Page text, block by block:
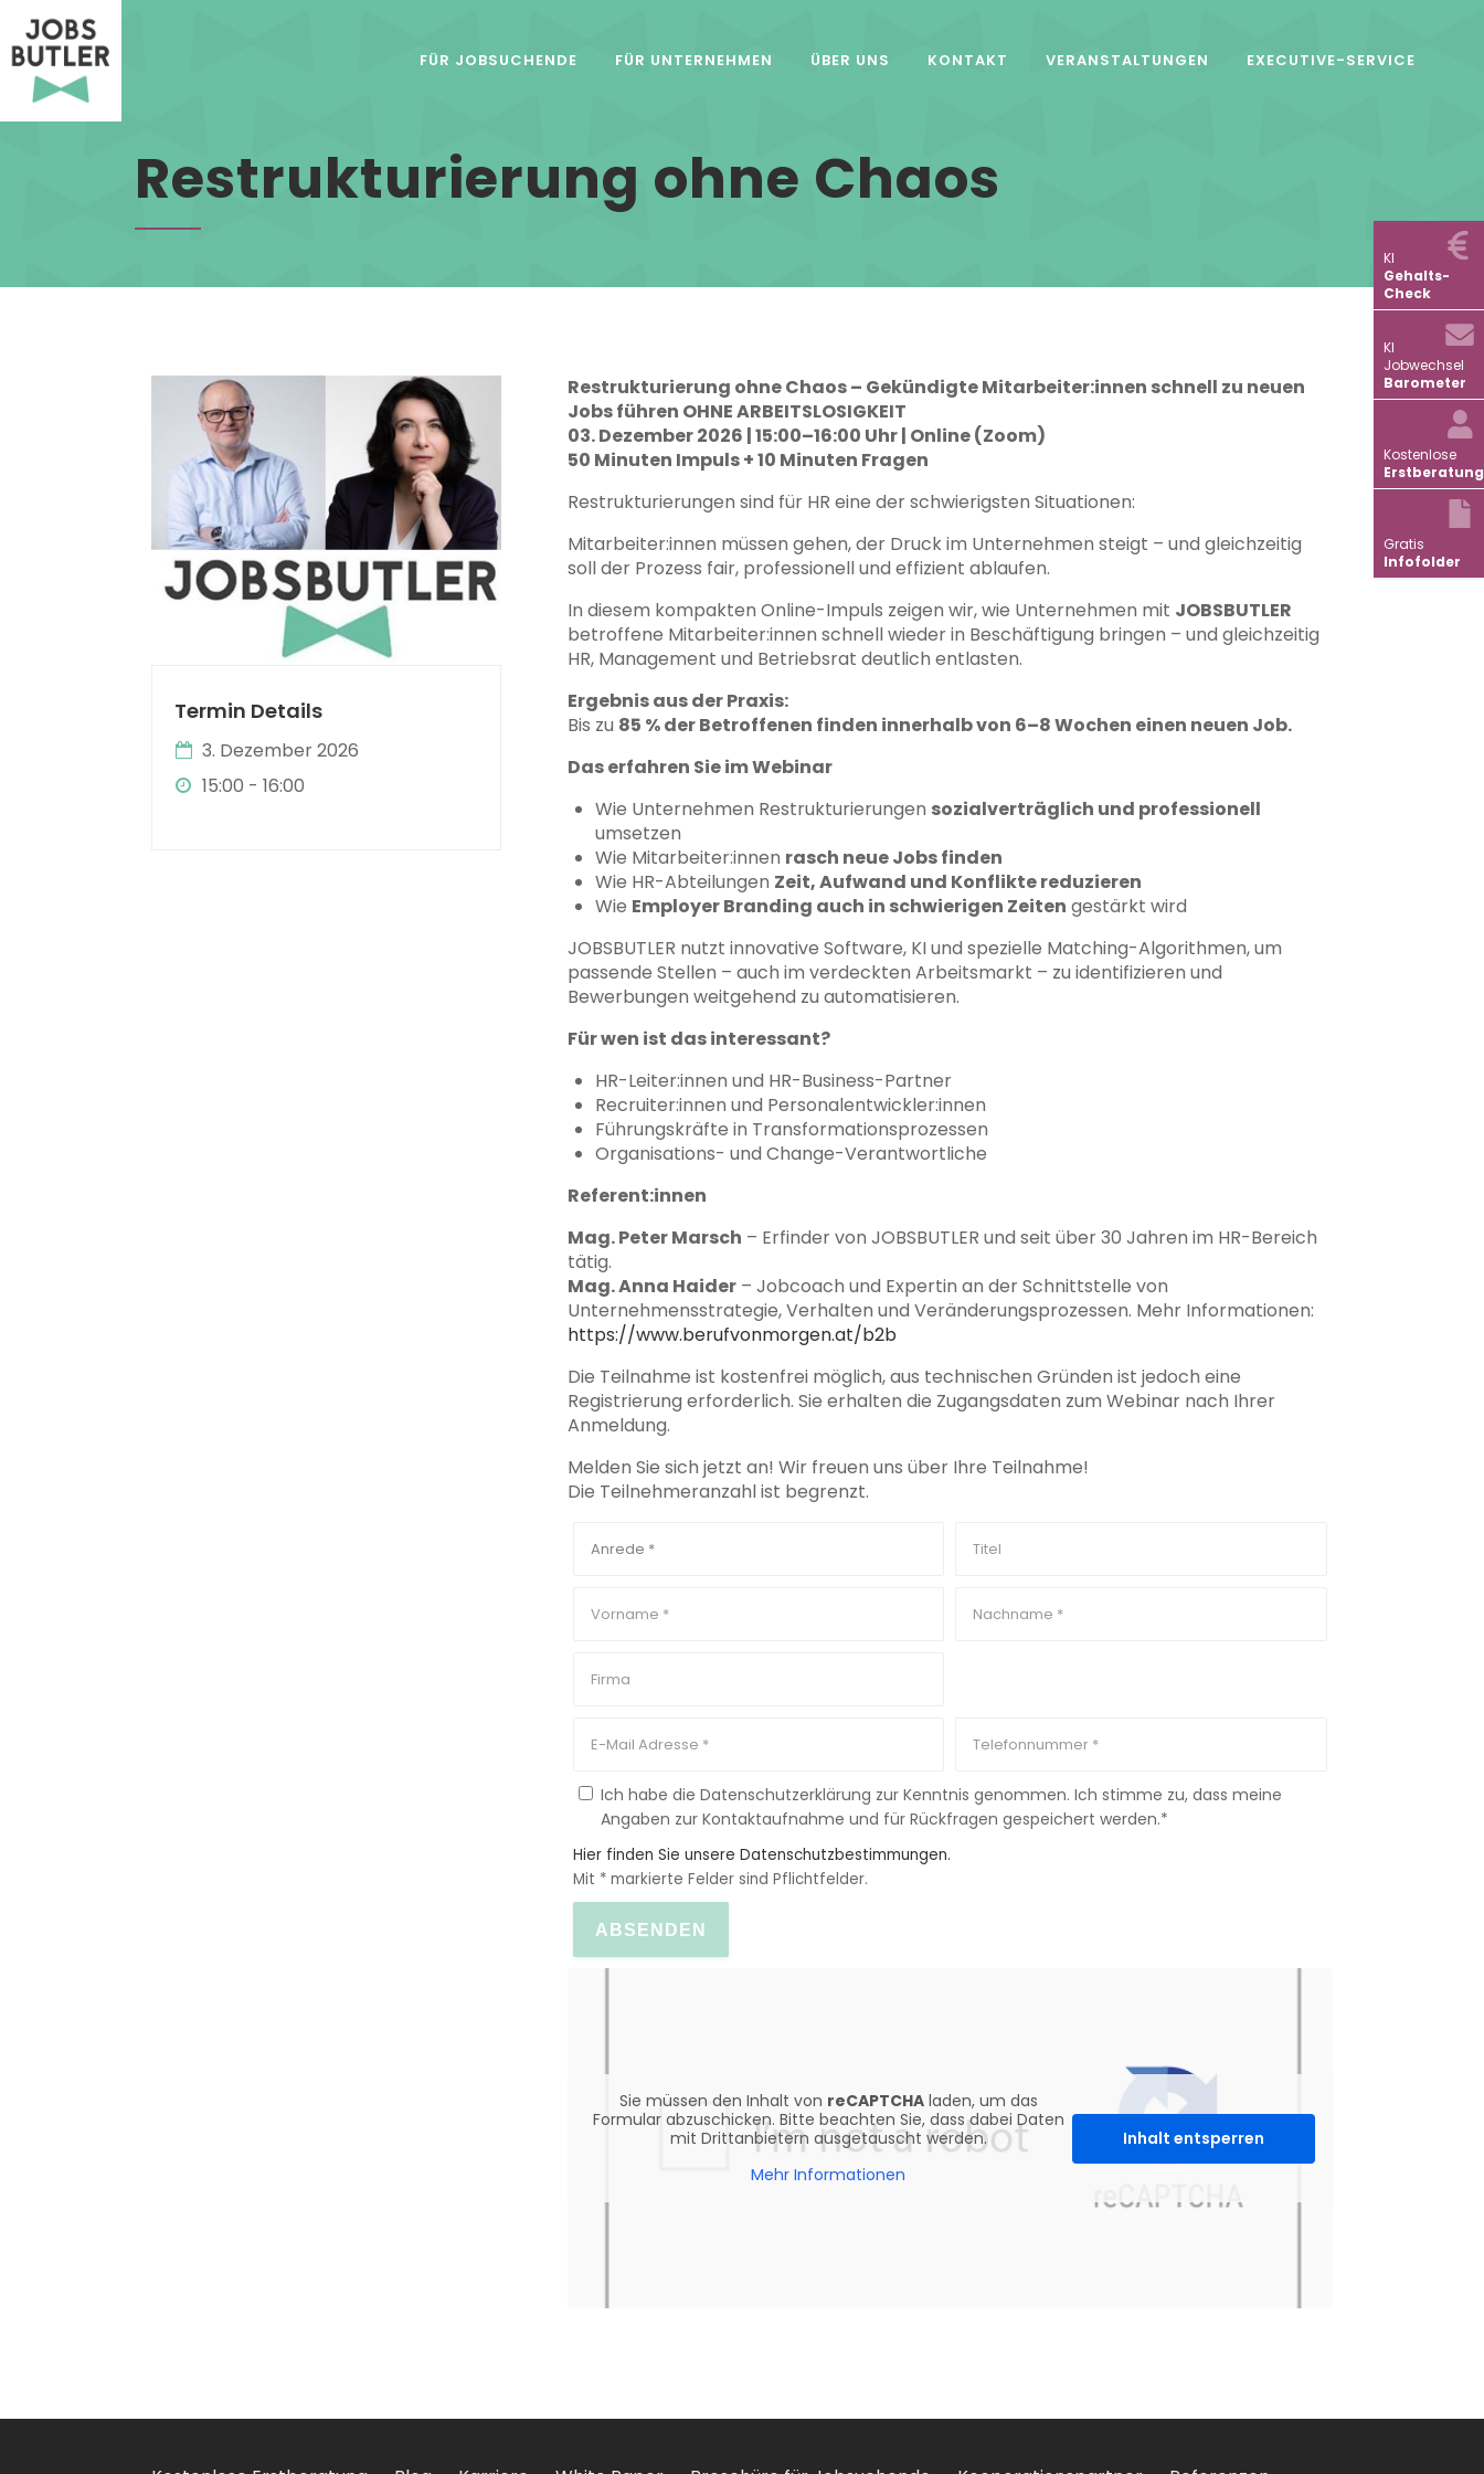
KI
Gehalts-
Check
KI
Jobwechsel
Barometer
Kostenlose
Erstberatung
Gratis
Infofolder
FÜR JOBSUCHENDE FÜR UNTERNEHMEN ÜBER UNS KONTAKT VERANSTALTUNGEN EXECUTIVE-SERVICE
Restrukturierung ohne Chaos
Termin Details
3. Dezember 2026
15:00 - 16:00
Restrukturierung ohne Chaos – Gekündigte Mitarbeiter:innen schnell zu neuen
Jobs führen OHNE ARBEITSLOSIGKEIT
03. Dezember 2026 | 15:00–16:00 Uhr | Online (Zoom)
50 Minuten Impuls + 10 Minuten Fragen
Restrukturierungen sind für HR eine der schwierigsten Situationen:
Mitarbeiter:innen müssen gehen, der Druck im Unternehmen steigt – und gleichzeitig
soll der Prozess fair, professionell und effizient ablaufen.
In diesem kompakten Online-Impuls zeigen wir, wie Unternehmen mit JOBSBUTLER
betroffene Mitarbeiter:innen schnell wieder in Beschäftigung bringen – und gleichzeitig
HR, Management und Betriebsrat deutlich entlasten.
Ergebnis aus der Praxis:
Bis zu 85 % der Betroffenen finden innerhalb von 6–8 Wochen einen neuen Job.
Das erfahren Sie im Webinar
Wie Unternehmen Restrukturierungen sozialverträglich und professionell
umsetzen
Wie Mitarbeiter:innen rasch neue Jobs finden
Wie HR-Abteilungen Zeit, Aufwand und Konflikte reduzieren
Wie Employer Branding auch in schwierigen Zeiten gestärkt wird
JOBSBUTLER nutzt innovative Software, KI und spezielle Matching-Algorithmen, um
passende Stellen – auch im verdeckten Arbeitsmarkt – zu identifizieren und
Bewerbungen weitgehend zu automatisieren.
Für wen ist das interessant?
HR-Leiter:innen und HR-Business-Partner
Recruiter:innen und Personalentwickler:innen
Führungskräfte in Transformationsprozessen
Organisations- und Change-Verantwortliche
Referent:innen
Mag. Peter Marsch – Erfinder von JOBSBUTLER und seit über 30 Jahren im HR-Bereich
tätig.
Mag. Anna Haider– Jobcoach und Expertin an der Schnittstelle von
Unternehmensstrategie, Verhalten und Veränderungsprozessen. Mehr Informationen:
https://www.berufvonmorgen.at/b2b
Die Teilnahme ist kostenfrei möglich, aus technischen Gründen ist jedoch eine
Registrierung erforderlich. Sie erhalten die Zugangsdaten zum Webinar nach Ihrer
Anmeldung.
Melden Sie sich jetzt an! Wir freuen uns über Ihre Teilnahme!
Die Teilnehmeranzahl ist begrenzt.
Ich habe die Datenschutzerklärung zur Kenntnis genommen. Ich stimme zu, dass meine
Angaben zur Kontaktaufnahme und für Rückfragen gespeichert werden.*
Hier finden Sie unsere Datenschutzbestimmungen.
Mit * markierte Felder sind Pflichtfelder.
Sie müssen den Inhalt von reCAPTCHAladen, um das
Formular abzuschicken. Bitte beachten Sie, dass dabei Daten
mit Drittanbietern ausgetauscht werden.
Mehr Informationen
Inhalt entsperren